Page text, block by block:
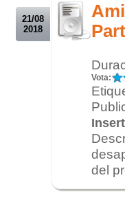
21/08
2018
Vota:
del